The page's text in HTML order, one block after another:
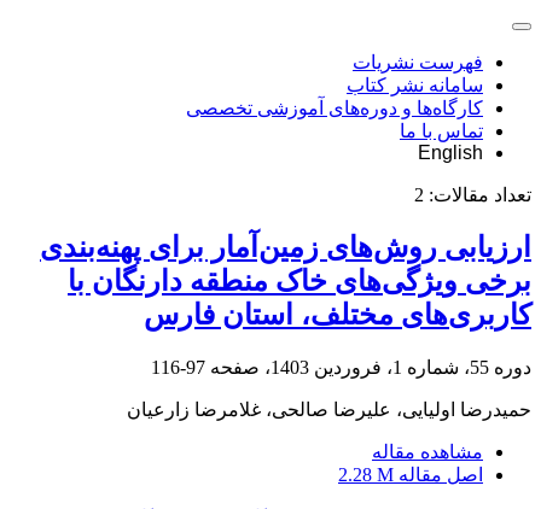
فهرست نشریات
سامانه نشر کتاب
کارگاه‌ها و دوره‌های آموزشی تخصصی
تماس با ما
English
تعداد مقالات: 2
ارزیابی روش‌های زمین‌آمار برای پهنه‌بندی
برخی ویژگی‌های خاک منطقه دارنگان با
کاربری‌های مختلف، استان فارس
دوره 55، شماره 1، فروردین 1403، صفحه 97-116
حمیدرضا اولیایی، علیرضا صالحی، غلامرضا زارعیان
مشاهده مقاله
اصل مقاله 2.28 M